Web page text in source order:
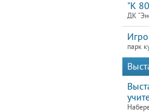
"К
ДК
парк